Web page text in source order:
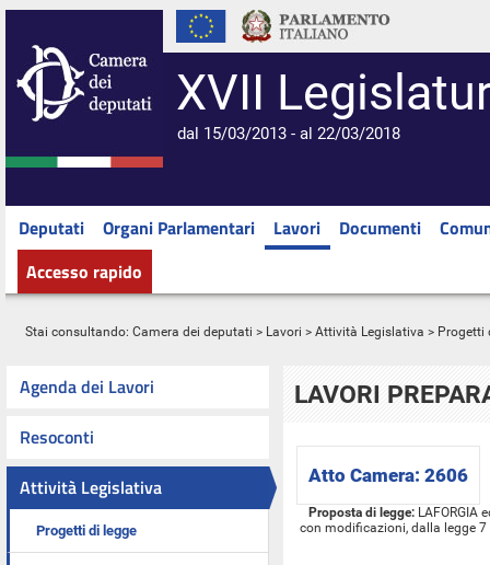
XVII
dal 15/03/2013 - al 22/03/2018
Deputati Organi Parlamentari Lavori Documenti
Accesso rapido
Stai consultando: Camera dei deputati > Lavori > Attività Legislativa > Progetti
Agenda dei Lavori
Resoconti
Attività Legislativa
Progetti di legge
LAVORI
Atto Camera: 2606
Proposta di legge:LAFORGIA
con modificazioni, dalla legge